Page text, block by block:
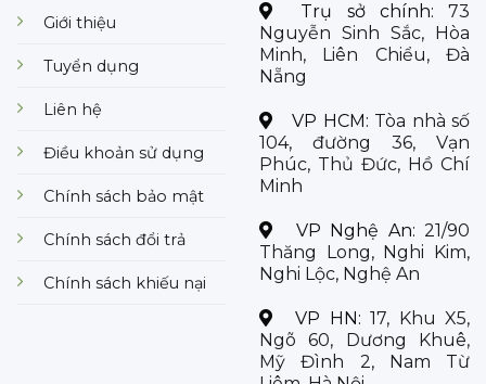
Giới thiệu
Tuyển dụng
Liên hệ
Điều khoản sử dụng
Chính sách bảo mật
Chính sách đổi trả
Chính sách khiếu nại
Trụ sở chính: 73
Nguyễn Sinh Sắc, Hòa
Minh, Liên Chiểu, Đà
Nẵng
VP HCM: Tòa nhà số
104, đường 36, Vạn
Phúc, Thủ Đức, Hồ Chí
Minh
VP Nghệ An: 21/90
Thăng Long, Nghi Kim,
Nghi Lộc, Nghệ An
VP HN:17, Khu X5,
Ngõ 60, Dương Khuê,
Mỹ Đình 2, Nam Từ